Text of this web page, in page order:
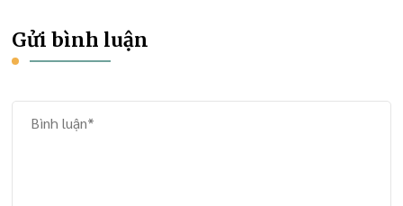
Gửi bình luận